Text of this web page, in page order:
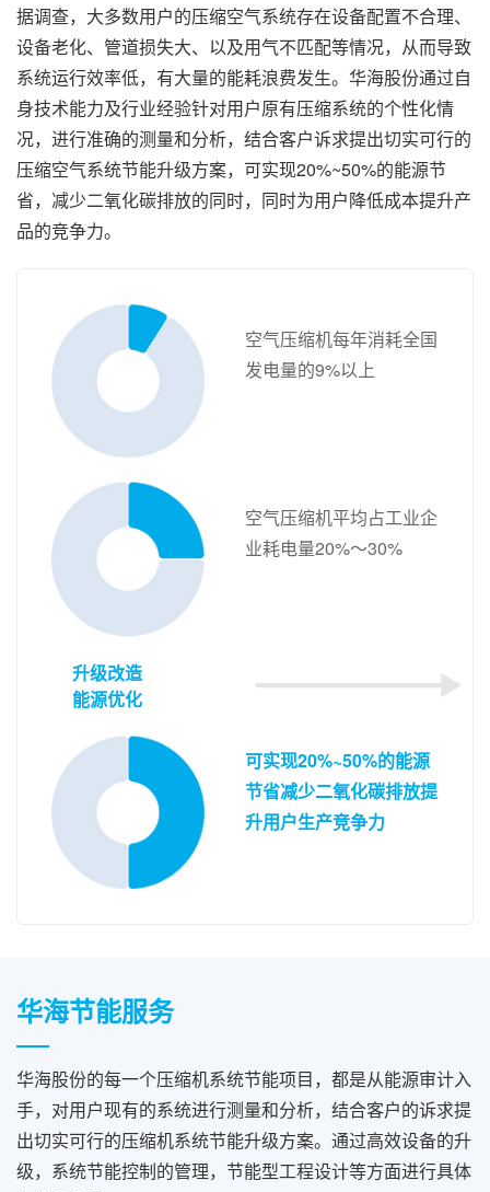
据调查，大多数用户的压缩空气系统存在设备配置不合理、
设备老化、管道损失大、以及用气不匹配等情况，从而导致
系统运行效率低，有大量的能耗浪费发生。华海股份通过自
身技术能力及行业经验针对用户原有压缩系统的个性化情
况，进行准确的测量和分析，结合客户诉求提出切实可行的
压缩空气系统节能升级方案，可实现20%~50%的能源节
省，减少二氧化碳排放的同时，同时为用户降低成本提升产
品的竞争力。
空气压缩机每年消耗全国
发电量的9%以上
空气压缩机平均占工业企
业耗电量20%～30%
升级改造
能源优化
可实现20%~50%的能源
节省减少二氧化碳排放提
升用户生产竞争力
华海节能服务
华海股份的每一个压缩机系统节能项目，都是从能源审计入
手，对用户现有的系统进行测量和分析，结合客户的诉求提
出切实可行的压缩机系统节能升级方案。通过高效设备的升
级，系统节能控制的管理，节能型工程设计等方面进行具体